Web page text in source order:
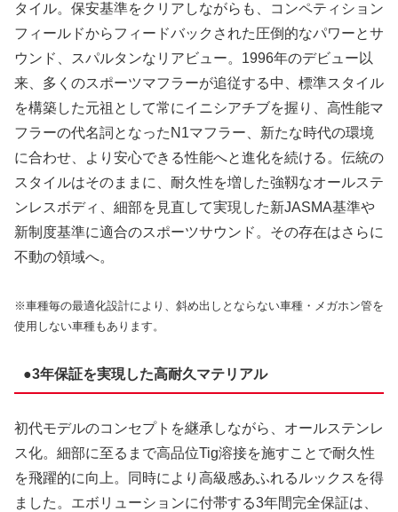
タイル。保安基準をクリアしながらも、コンペティション
フィールドからフィードバックされた圧倒的なパワーとサ
ウンド、スパルタンなリアビュー。1996年のデビュー以
来、多くのスポーツマフラーが追従する中、標準スタイル
を構築した元祖として常にイニシアチブを握り、高性能マ
フラーの代名詞となったN1マフラー、新たな時代の環境
に合わせ、より安心できる性能へと進化を続ける。伝統の
スタイルはそのままに、耐久性を増した強靱なオールステ
ンレスボディ、細部を見直して実現した新JASMA基準や
新制度基準に適合のスポーツサウンド。その存在はさらに
不動の領域へ。
※車種毎の最適化設計により、斜め出しとならない車種・メガホン管を
使用しない車種もあります。
●3年保証を実現した高耐久マテリアル
初代モデルのコンセプトを継承しながら、オールステンレ
ス化。細部に至るまで高品位Tig溶接を施すことで耐久性
を飛躍的に向上。同時により高級感あふれるルックスを得
ました。エボリューションに付帯する3年間完全保証は、